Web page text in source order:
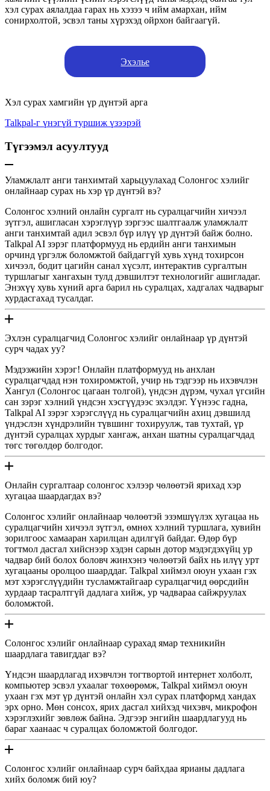
хэл сурах аялалдаа гарах нь хэзээ ч ийм амархан, ийм
сонирхолтой, эсвэл таны хүрэхэд ойрхон байгаагүй.
Эхэлье
Хэл сурах хамгийн үр дүнтэй арга
Talkpal-г үнэгүй туршиж үзээрэй
Түгээмэл асуултууд
Уламжлалт анги танхимтай харьцуулахад Солонгос хэлийг
онлайнаар сурах нь хэр үр дүнтэй вэ?
Солонгос хэлний онлайн сургалт нь суралцагчийн хичээл
зүтгэл, ашигласан хэрэглүүр зэргээс шалтгаалж уламжлалт
анги танхимтай адил эсвэл бүр илүү үр дүнтэй байж болно.
Talkpal AI зэрэг платформууд нь ердийн анги танхимын
орчинд үргэлж боломжтой байдаггүй хувь хүнд тохирсон
хичээл, бодит цагийн санал хүсэлт, интерактив сургалтын
туршлагыг хангахын тулд дэвшилтэт технологийг ашигладаг.
Энэхүү хувь хүний ​​арга барил нь суралцах, хадгалах чадварыг
хурдасгахад тусалдаг.
Эхлэн суралцагчид Солонгос хэлийг онлайнаар үр дүнтэй
сурч чадах уу?
Мэдээжийн хэрэг! Онлайн платформууд нь анхлан
суралцагчдад нэн тохиромжтой, учир нь тэдгээр нь ихэвчлэн
Хангул (Солонгос цагаан толгой), үндсэн дүрэм, чухал үгсийн
сан зэрэг хэлний үндсэн хэсгүүдээс эхэлдэг. Үүнээс гадна,
Talkpal AI зэрэг хэрэгслүүд нь суралцагчийн ахиц дэвшилд
үндэслэн хүндрэлийн түвшинг тохируулж, тав тухтай, үр
дүнтэй суралцах хурдыг хангаж, анхан шатны суралцагчдад
төгс төгөлдөр болгодог.
Онлайн сургалтаар солонгос хэлээр чөлөөтэй ярихад хэр
хугацаа шаардагдах вэ?
Солонгос хэлийг онлайнаар чөлөөтэй эзэмшүүлэх хугацаа нь
суралцагчийн хичээл зүтгэл, өмнөх хэлний туршлага, хувийн
зорилгоос хамааран харилцан адилгүй байдаг. Өдөр бүр
тогтмол дасгал хийснээр хэдэн сарын дотор мэдэгдэхүйц ур
чадвар бий болох боловч жинхэнэ чөлөөтэй байх нь илүү урт
хугацааны оролцоо шаарддаг. Talkpal хиймэл оюун ухаан гэх
мэт хэрэгслүүдийн тусламжтайгаар суралцагчид өөрсдийн
хурдаар тасралтгүй дадлага хийж, ур чадвараа сайжруулах
боломжтой.
Солонгос хэлийг онлайнаар сурахад ямар техникийн
шаардлага тавигддаг вэ?
Үндсэн шаардлагад ихэвчлэн тогтвортой интернет холболт,
компьютер эсвэл ухаалаг төхөөрөмж, Talkpal хиймэл оюун
ухаан гэх мэт үр дүнтэй онлайн хэл сурах платформд хандах
эрх орно. Мөн сонсох, ярих дасгал хийхэд чихэвч, микрофон
хэрэглэхийг зөвлөж байна. Эдгээр энгийн шаардлагууд нь
бараг хаанаас ч суралцах боломжтой болгодог.
Солонгос хэлийг онлайнаар сурч байхдаа ярианы дадлага
хийх боломж бий юу?